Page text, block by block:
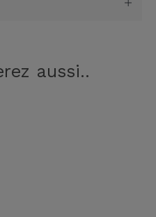
aussi..